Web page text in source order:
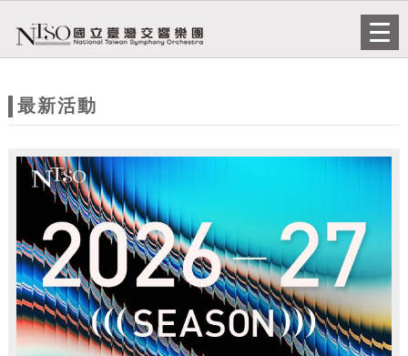
站
題
最新活動